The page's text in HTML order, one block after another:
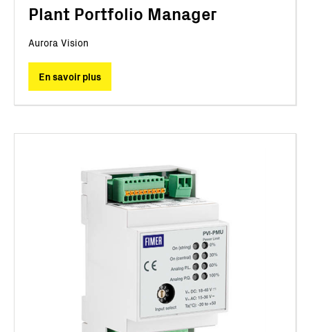
Plant Portfolio Manager
Aurora Vision
En savoir plus